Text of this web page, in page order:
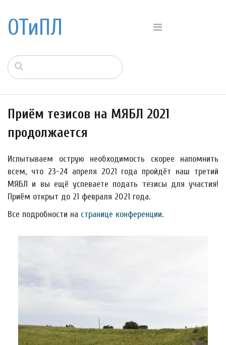
ОТиПЛ
Приём тезисов на МЯБЛ 2021
продолжается
Испытываем острую необходимость скорее напомнить
всем, что 23-24 апреля 2021 года пройдёт наш третий
МЯБЛ и вы ещё успеваете подать тезисы для участия!
Приём открыт до 21 февраля 2021 года.
Все подробности на странице конференции.